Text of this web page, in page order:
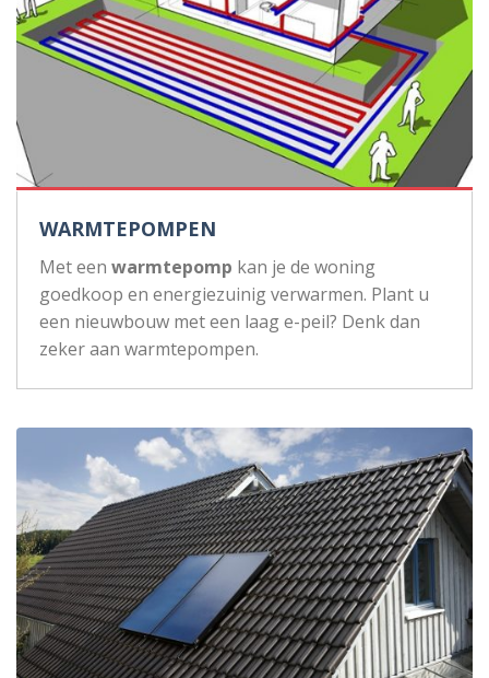
WARMTEPOMPEN
Met een warmtepomp kan je de woning
goedkoop en energiezuinig verwarmen. Plant u
een nieuwbouw met een laag e-peil? Denk dan
zeker aan warmtepompen.